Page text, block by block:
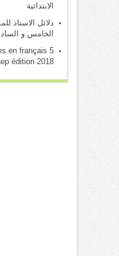
الابتدائية
دلائل الاستاذ
الخامس و
en français 5
édition 2018